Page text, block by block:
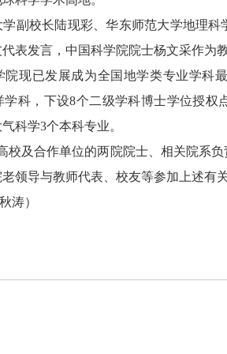
副校长陆现彩、华东师范大学地理
表发言，中国科学院院士杨文采作为
院现已发展成为全国地学类专业学科
学科，下设8个二级学科博士学位授
科学3个本科专业。
校及合作单位的两院院士、相关院系
领导与教师代表、校友等参加上述有关
涛）